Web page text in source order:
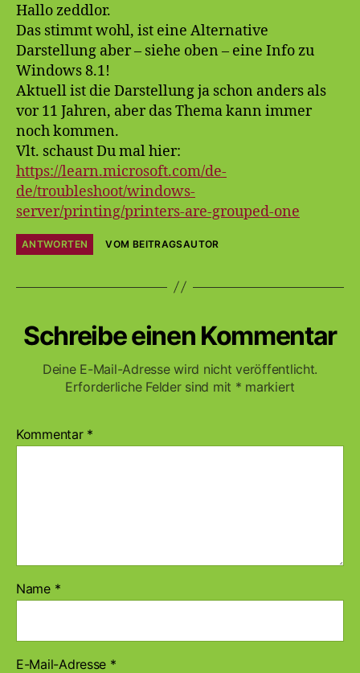
Hallo zeddlor.
Das stimmt wohl, ist eine Alternative
Darstellung aber – siehe oben – eine Info zu
Windows 8.1!
Aktuell ist die Darstellung ja schon anders als
vor 11 Jahren, aber das Thema kann immer
noch kommen.
Vlt. schaust Du mal hier:
https://learn.microsoft.com/de-
de/troubleshoot/windows-
server/printing/printers-are-grouped-one
ANTWORTEN VOM BEITRAGSAUTOR
Schreibe einen Kommentar
Deine E-Mail-Adresse wird nicht veröffentlicht.
Erforderliche Felder sind mit * markiert
Kommentar *
Name *
E-Mail-Adresse *